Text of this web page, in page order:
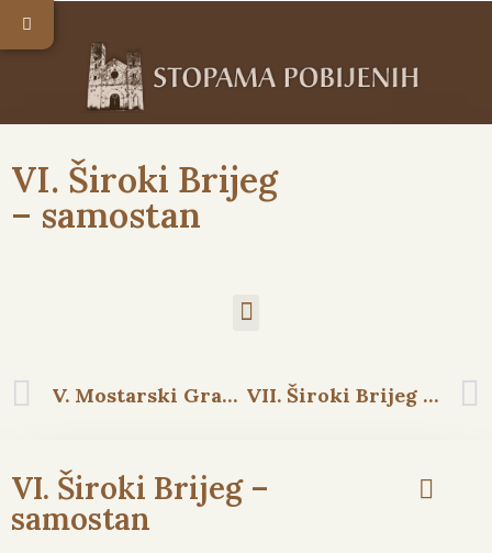
VI. Široki Brijeg
– samostan
V. Mostarski Gradac VII. Široki Brijeg – mlinica
VI. Široki Brijeg –
samostan